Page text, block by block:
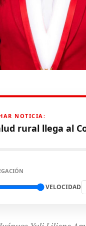
invoca a la
Policía
puedan ubicar el
todo recuperar su
de trabajo y
NOTICIA:
rural llega al
VELOCIDAD